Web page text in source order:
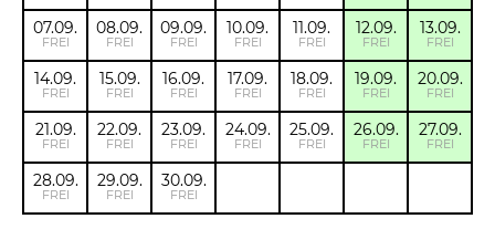
07.09.
FREI
08.09.
FREI
09.09.
FREI
10.09.
FREI
11.09.
FREI
12.09.
FREI
13.09.
FREI
14.09.
FREI
15.09.
FREI
16.09.
FREI
17.09.
FREI
18.09.
FREI
19.09.
FREI
20.09.
FREI
21.09.
FREI
22.09.
FREI
23.09.
FREI
24.09.
FREI
25.09.
FREI
26.09.
FREI
27.09.
FREI
28.09.
FREI
29.09.
FREI
30.09.
FREI